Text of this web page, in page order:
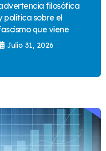
filosófica
política sobre el
que viene
Julio 31, 2026